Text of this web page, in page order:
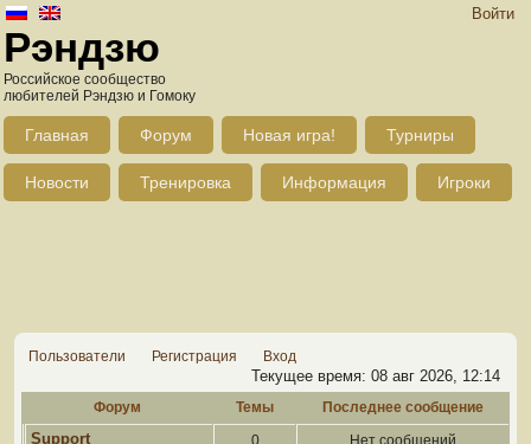
Войти
Рэндзю
Российское сообщество
любителей Рэндзю и Гомоку
Главная Форум Новая игра! Турниры
Новости Тренировка Информация Игроки
Пользователи Регистрация Вход
Текущее время: 08 авг 2026, 12:14
Форум Темы Последнее сообщение
Support 0 Нет сообщений